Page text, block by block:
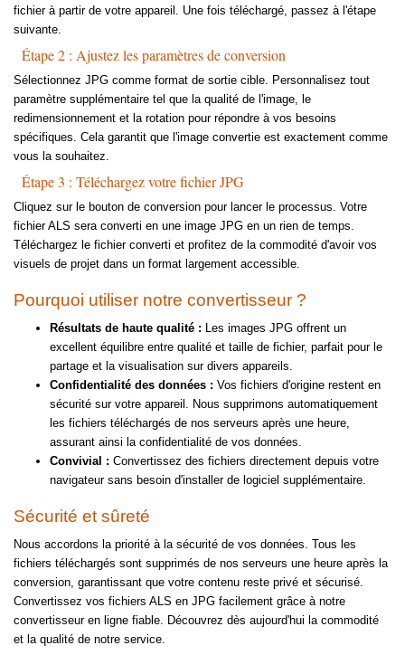
fichier à partir de votre appareil. Une fois téléchargé, passez à l'étape
suivante.
Étape 2 : Ajustez les paramètres de conversion
Sélectionnez JPG comme format de sortie cible. Personnalisez tout
paramètre supplémentaire tel que la qualité de l'image, le
redimensionnement et la rotation pour répondre à vos besoins
spécifiques. Cela garantit que l'image convertie est exactement comme
vous la souhaitez.
Étape 3 : Téléchargez votre fichier JPG
Cliquez sur le bouton de conversion pour lancer le processus. Votre
fichier ALS sera converti en une image JPG en un rien de temps.
Téléchargez le fichier converti et profitez de la commodité d'avoir vos
visuels de projet dans un format largement accessible.
Pourquoi utiliser notre convertisseur ?
Résultats de haute qualité : Les images JPG offrent un
excellent équilibre entre qualité et taille de fichier, parfait pour le
partage et la visualisation sur divers appareils.
Confidentialité des données : Vos fichiers d'origine restent en
sécurité sur votre appareil. Nous supprimons automatiquement
les fichiers téléchargés de nos serveurs après une heure,
assurant ainsi la confidentialité de vos données.
Convivial : Convertissez des fichiers directement depuis votre
navigateur sans besoin d'installer de logiciel supplémentaire.
Sécurité et sûreté
Nous accordons la priorité à la sécurité de vos données. Tous les
fichiers téléchargés sont supprimés de nos serveurs une heure après la
conversion, garantissant que votre contenu reste privé et sécurisé.
Convertissez vos fichiers ALS en JPG facilement grâce à notre
convertisseur en ligne fiable. Découvrez dès aujourd'hui la commodité
et la qualité de notre service.